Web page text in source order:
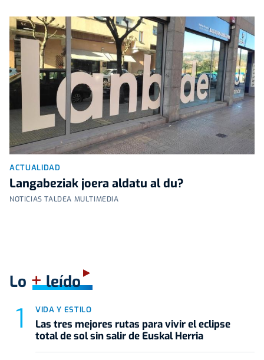
ACTUALIDAD
Langabeziak joera aldatu al du?
NOTICIAS TALDEA MULTIMEDIA
Lo +leído
VIDA Y ESTILO
Las tres mejores rutas para vivir el eclipse
total de sol sin salir de Euskal Herria